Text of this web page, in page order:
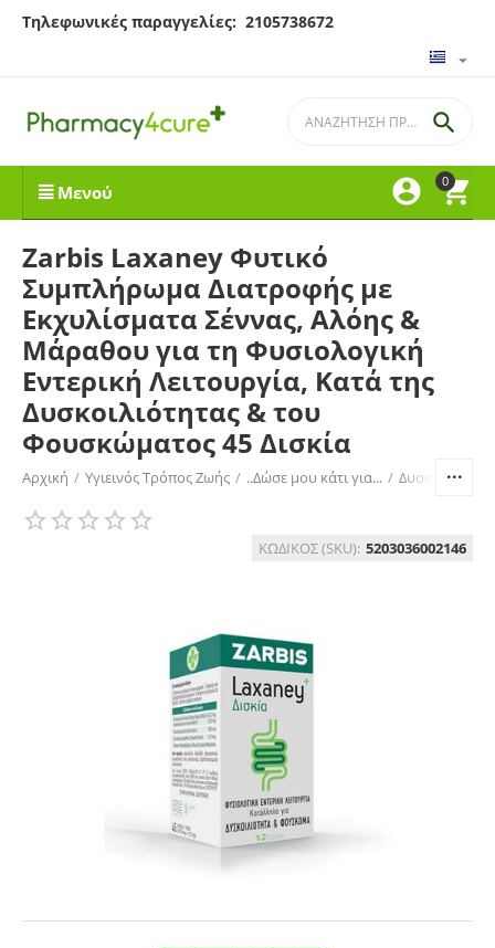
Τηλεφωνικές παραγγελίες: 2105738672
0



Μενού
Zarbis Laxaney Φυτικό
Συμπλήρωμα Διατροφής με
Εκχυλίσματα Σέννας, Αλόης &
Μάραθου για τη Φυσιολογική
Εντερική Λειτουργία, Κατά της
Δυσκοιλιότητας & του
Φουσκώματος 45 Δισκία
Αρχική / Υγιεινός Τρόπος Ζωής / ..Δώσε μου κάτι για... /
ΚΩΔΙΚΟΣ (SKU): 5203036002146